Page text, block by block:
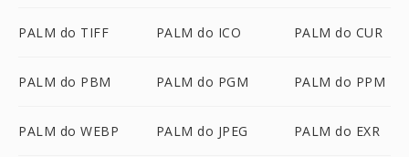
PALM do TIFF PALM do ICO PALM do CUR
PALM do PBM PALM do PGM PALM do PPM
PALM do WEBP PALM do JPEG PALM do EXR